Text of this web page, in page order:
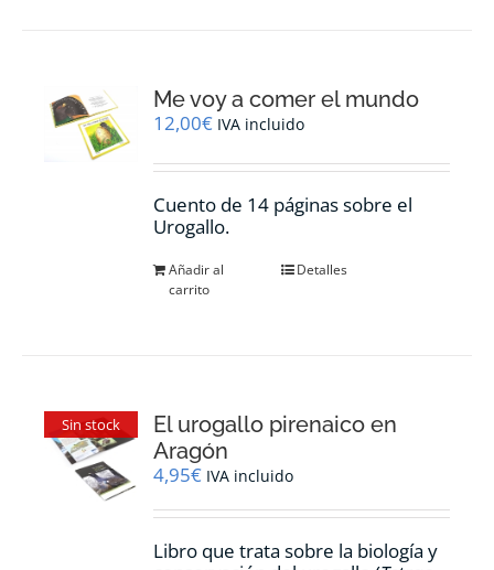
Me voy a comer el mundo
12,00€ IVA incluido
Cuento de 14 páginas sobre el
Urogallo.
Añadir al
carrito
Detalles
Sin stock
El urogallo pirenaico en
Aragón
4,95€ IVA incluido
Libro que trata sobre la biología y